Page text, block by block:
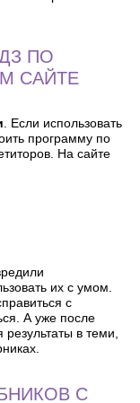
ПО
САЙТЕ
. Если использовать
программу по
На сайте
их с умом.
с
А уже после
в теми,
С